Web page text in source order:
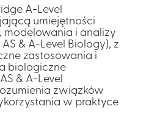
A-Level
umiejętności
modelowania i analizy
& A-Level Biology), z
zastosowania i
biologiczne
& A-Level
związków
w praktyce